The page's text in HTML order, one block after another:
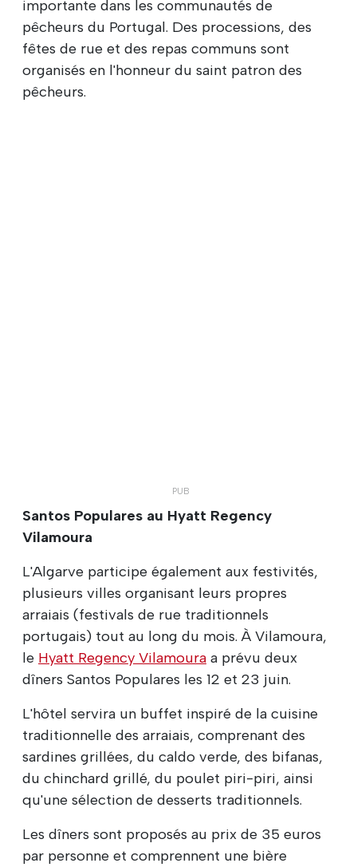
importante dans les communautés de
pêcheurs du Portugal. Des processions, des
fêtes de rue et des repas communs sont
organisés en l'honneur du saint patron des
pêcheurs.
Santos Populares au Hyatt Regency
Vilamoura
L'Algarve participe également aux festivités,
plusieurs villes organisant leurs propres
arraiais (festivals de rue traditionnels
portugais) tout au long du mois. À Vilamoura,
le Hyatt Regency Vilamoura a prévu deux
dîners Santos Populares les 12 et 23 juin.
L'hôtel servira un buffet inspiré de la cuisine
traditionnelle des arraiais, comprenant des
sardines grillées, du caldo verde, des bifanas,
du chinchard grillé, du poulet piri-piri, ainsi
qu'une sélection de desserts traditionnels.
Les dîners sont proposés au prix de 35 euros
par personne et comprennent une bière